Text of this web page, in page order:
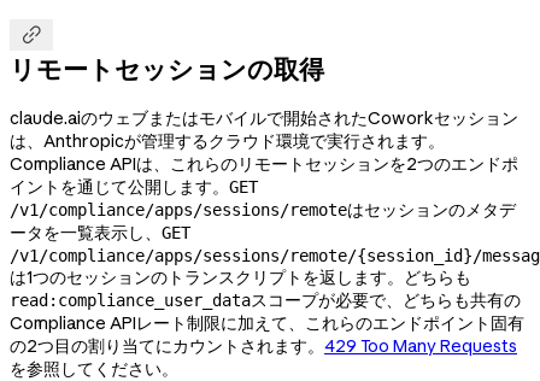

リモートセッションの取得
claude.aiのウェブまたはモバイルで開始されたCoworkセッション
は、Anthropicが管理するクラウド環境で実行されます。
Compliance APIは、これらのリモートセッションを2つのエンドポ
イントを通じて公開します。 GET
/v1/compliance/apps/sessions/remoteはセッションのメタデ
ータを一覧表示し、 GET
/v1/compliance/apps/sessions/remote/{session_id}/
は1つのセッションのトランスクリプトを返します。どちらも
read:compliance_user_dataスコープが必要で、どちらも共有の
Compliance APIレート制限に加えて、これらのエンドポイント固有
の2つ目の割り当てにカウントされます。 429 Too Many Requests
を参照してください。